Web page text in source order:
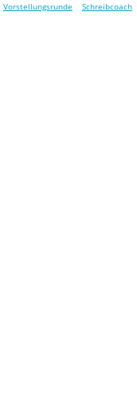
Vorstellungsrunde Schreibcoach